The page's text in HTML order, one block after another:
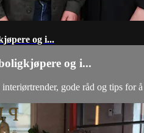
og i...
og i...
gode råd og tips